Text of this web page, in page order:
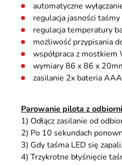
automatyczne
regulacja jasności taśmy
regulacja temperatury
możliwość przypisania
współpraca z
wymiary 86 x 86 x
zasilanie 2x bateria
Parowanie pilota z
1) Odłącz zasilanie od
2) Po 10 sekundach
3) Gdy taśma LED się
4) Trzykrotne błyśnięcie